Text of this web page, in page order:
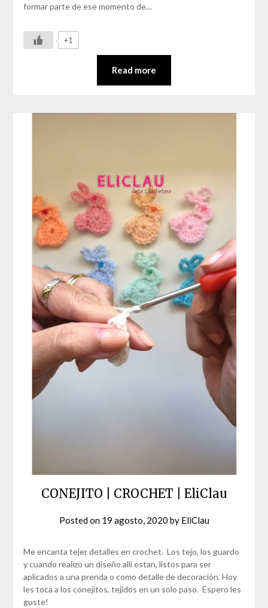
formar parte de ese momento de…
+1
Read more
CONEJITO | CROCHET | EliClau
Posted on 19 agosto, 2020 by EliClau
Me encanta tejer detalles en crochet. Los tejo, los guardo
y cuando realizo un diseño allí estan, listos para ser
aplicados a una prenda o como detalle de decoración. Hoy
les toca a los conejitos, tejidos en un solo paso. Espero les
guste!